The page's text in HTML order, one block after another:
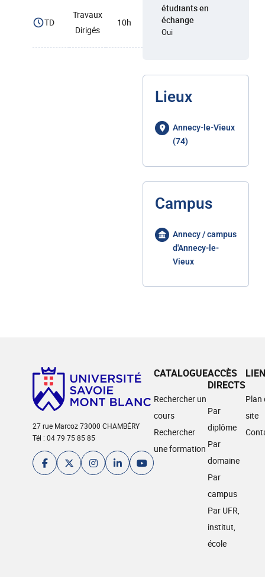
TD
Travaux
Dirigés
10h
étudiants en
échange
Oui
Lieux
Annecy-le-Vieux
(74)
Campus
Annecy / campus
d'Annecy-le-
Vieux
27 rue Marcoz 73000 CHAMBÉRY
Tél : 04 79 75 85 85
CATALOGUE
Rechercher un
cours
Rechercher
une formation
ACCÈS
DIRECTS
Par
diplôme
Par
domaine
Par
campus
Par UFR,
institut,
école
Plan
site